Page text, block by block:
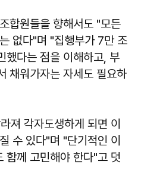
합원들을 향해서도 "모든
없다"며 "집행부가 7만 조
했다는 점을 이해하고, 부
채워가자는 자세도 필요하
져 각자도생하게 되면 이
수 있다"며 "단기적인 이
함께 고민해야 한다"고 덧